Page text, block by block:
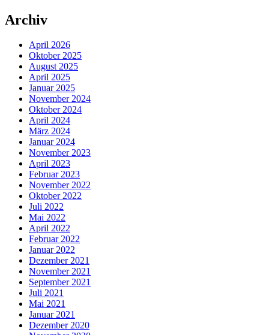
Archiv
April 2026
Oktober 2025
August 2025
April 2025
Januar 2025
November 2024
Oktober 2024
April 2024
März 2024
Januar 2024
November 2023
April 2023
Februar 2023
November 2022
Oktober 2022
Juli 2022
Mai 2022
April 2022
Februar 2022
Januar 2022
Dezember 2021
November 2021
September 2021
Juli 2021
Mai 2021
Januar 2021
Dezember 2020